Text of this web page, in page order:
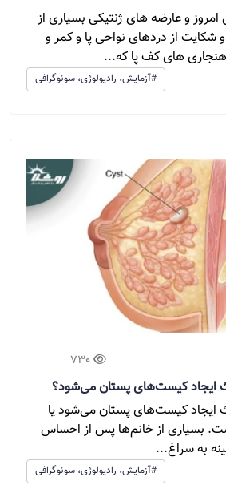
و عارضه های ژنتیکی بسیاری از
از دردهای نواحی پا و کمر و
های کف پا که...
#آزمایش، رادیولوژی، سونوگرافی
730
ایجاد کیست‌های پستان می‌شود؟
ایجاد کیست‌های پستان می‌شود یا
بسیاری از خانم‌ها پس از احساس
به سراغ...
#آزمایش، رادیولوژی، سونوگرافی